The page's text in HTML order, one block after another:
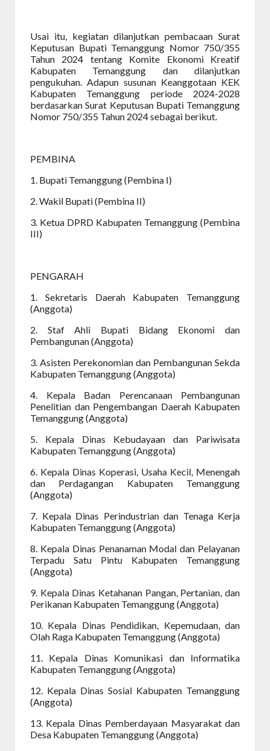
Usai itu, kegiatan dilanjutkan pembacaan Surat
Keputusan Bupati Temanggung Nomor 750/355
Tahun 2024 tentang Komite Ekonomi Kreatif
Kabupaten Temanggung dan dilanjutkan
pengukuhan. Adapun susunan Keanggotaan KEK
Kabupaten Temanggung periode 2024-2028
berdasarkan Surat Keputusan Bupati Temanggung
Nomor 750/355 Tahun 2024 sebagai berikut.
PEMBINA
1. Bupati Temanggung (Pembina I)
2. Wakil Bupati (Pembina II)
3. Ketua DPRD Kabupaten Temanggung (Pembina
III)
PENGARAH
1. Sekretaris Daerah Kabupaten Temanggung
(Anggota)
2. Staf Ahli Bupati Bidang Ekonomi dan
Pembangunan (Anggota)
3. Asisten Perekonomian dan Pembangunan Sekda
Kabupaten Temanggung (Anggota)
4. Kepala Badan Perencanaan Pembangunan
Penelitian dan Pengembangan Daerah Kabupaten
Temanggung (Anggota)
5. Kepala Dinas Kebudayaan dan Pariwisata
Kabupaten Temanggung (Anggota)
6. Kepala Dinas Koperasi, Usaha Kecil, Menengah
dan Perdagangan Kabupaten Temanggung
(Anggota)
7. Kepala Dinas Perindustrian dan Tenaga Kerja
Kabupaten Temanggung (Anggota)
8. Kepala Dinas Penanaman Modal dan Pelayanan
Terpadu Satu Pintu Kabupaten Temanggung
(Anggota)
9. Kepala Dinas Ketahanan Pangan, Pertanian, dan
Perikanan Kabupaten Temanggung (Anggota)
10. Kepala Dinas Pendidikan, Kepemudaan, dan
Olah Raga Kabupaten Temanggung (Anggota)
11. Kepala Dinas Komunikasi dan Informatika
Kabupaten Temanggung (Anggota)
12. Kepala Dinas Sosial Kabupaten Temanggung
(Anggota)
13. Kepala Dinas Pemberdayaan Masyarakat dan
Desa Kabupaten Temanggung (Anggota)